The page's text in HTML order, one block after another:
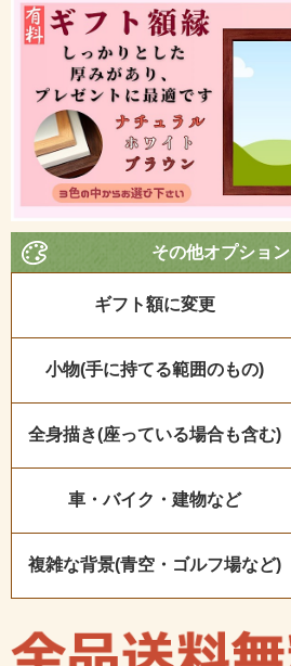
その他オプション
ギフト額に変更
小物(手に持てる範囲のもの)
全身描き(座っている場合も含む)
車・バイク・建物など
複雑な背景(青空・ゴルフ場など)